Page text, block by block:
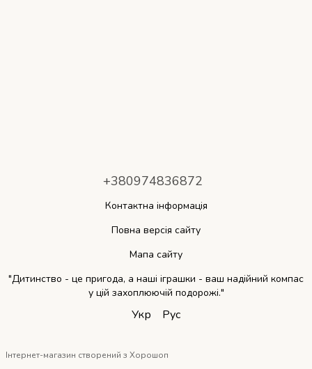
+380974836872
Контактна інформація
Повна версія сайту
Мапа сайту
"Дитинство - це пригода, а наші іграшки - ваш надійний компас
у цій захоплюючій подорожі."
Укр Рус
Інтернет-магазин створений з Хорошоп